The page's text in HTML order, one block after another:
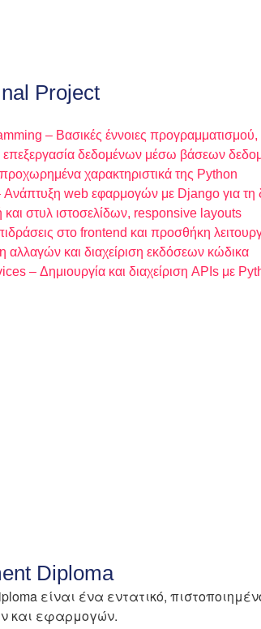
Project
– Βασικές έννοιες
επεξεργασία δεδομένων μέσω βάσεων
χαρακτηριστικά της Python
web εφαρμογών με Django για τη
στυλ ιστοσελίδων, responsive layouts
στο frontend και προσθήκη
και διαχείριση εκδόσεων κώδικα
– Δημιουργία και διαχείριση APIs με
Diploma
είναι ένα εντατικό,
και εφαρμογών.